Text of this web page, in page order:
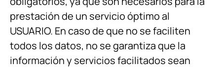
prestación de un servicio óptimo al
USUARIO. En caso de que no se faciliten
todos los datos, no se garantiza que la
información y servicios facilitados sean